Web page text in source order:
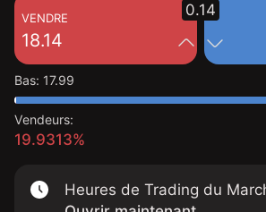
VENDRE
18.14
0.14
Bas: 17.99
Vendeurs:
19.9313%
Heures de Trading du